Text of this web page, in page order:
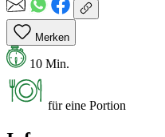
Merken
10 Min.
für eine Portion